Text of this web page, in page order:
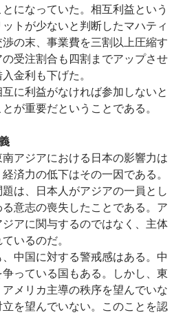
になっていた。相互利益という
トが少ないと判断したマハティ
の末、事業費を三割以上圧縮す
受注割合も四割までアップさせ
金利も下げた。
に利益がなければ参加しないと
が重要だということである。
アジアにおける日本の影響力は
済力の低下はその一因である。
は、日本人がアジアの一員とし
意志の喪失したことである。ア
アに関与するのではなく、主体
いるのだ。
中国に対する警戒感はある。中
っている国もある。しかし、東
メリカ主導の秩序を望んでいな
を望んでいない。このことを認